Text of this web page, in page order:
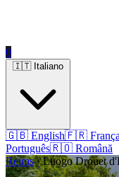
0
🇬🇧 English🇫🇷
Português🇷🇴 Română
Reims› Luogo Drouet